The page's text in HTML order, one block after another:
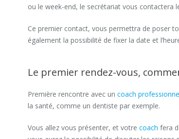
ou le week-end, le secrétariat vous contactera
Ce premier contact, vous permettra de poser
également la possibilité de fixer la date et
Le premier rendez-vous,
Première rencontre avec un coach
la santé, comme un dentiste par exemple.
Vous allez vous présenter, et votre coach fera